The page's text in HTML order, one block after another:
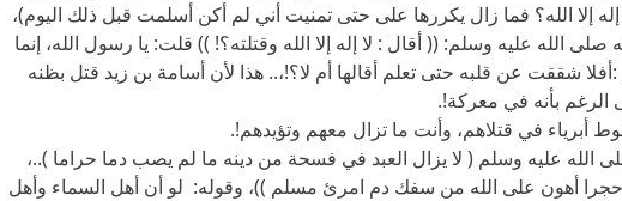
إله إلا الله؟ فما زال يكررها على حتى تمنيت أني لم أكن أسلمت قبل ذلك اليوم)،
الله عليه وسلم: (( أقال : لا إله إلا الله وقتلته؟! )) قلت: يا رسول الله، إنما
شققت عن قلبه حتى تعلم أقالها أم لا؟!،.. هذا لأن أسامة بن زيد قتل بظنه
الرغم بأنه في معركة!.
أبرياء في قتلاهم، وأنت ما تزال معهم وتؤيدهم!.
الله عليه وسلم ( لا يزال العبد في فسحة من دينه ما لم يصب دما حراما )..،
حجرا أهون على الله من سفك دم امرئ مسلم ))، وقوله: لو أن أهل السماء وأهل